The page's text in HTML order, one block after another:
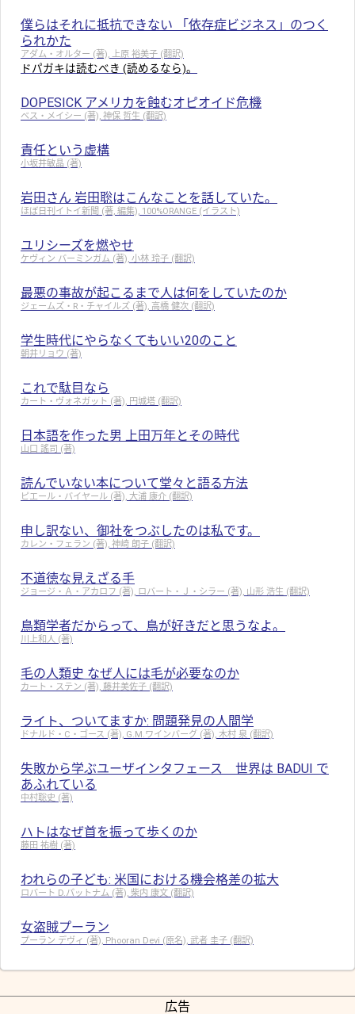
僕らはそれに抵抗できない 「依存症ビジネス」のつく
られかた
アダム・オルター (著), 上原 裕美子 (翻訳)
ドパガキは読むべき (読めるなら)。
DOPESICK アメリカを蝕むオピオイド危機
ベス・メイシー (著), 神保 哲生 (翻訳)
責任という虚構
小坂井敏晶 (著)
岩田さん 岩田聡はこんなことを話していた。
ほぼ日刊イトイ新聞 (著, 編集), 100%ORANGE (イラスト)
ユリシーズを燃やせ
ケヴィン バーミンガム (著), 小林 玲子 (翻訳)
最悪の事故が起こるまで人は何をしていたのか
ジェームズ・R・チャイルズ (著), 高橋 健次 (翻訳)
学生時代にやらなくてもいい20のこと
朝井リョウ (著)
これで駄目なら
カート・ヴォネガット (著), 円城塔 (翻訳)
日本語を作った男 上田万年とその時代
山口 謠司 (著)
読んでいない本について堂々と語る方法
ピエール・バイヤール (著), 大浦 康介 (翻訳)
申し訳ない、御社をつぶしたのは私です。
カレン・フェラン (著), 神崎 朗子 (翻訳)
不道徳な見えざる手
ジョージ・Ａ・アカロフ (著), ロバート・Ｊ・シラー (著), 山形 浩生 (翻訳)
鳥類学者だからって、鳥が好きだと思うなよ。
川上和人 (著)
毛の人類史 なぜ人には毛が必要なのか
カート・ステン (著), 藤井美佐子 (翻訳)
ライト、ついてますか: 問題発見の人間学
ドナルド・C・ゴース (著), G.M.ワインバーグ (著), 木村 泉 (翻訳)
失敗から学ぶユーザインタフェース 世界は BADUI で
あふれている
中村聡史 (著)
ハトはなぜ首を振って歩くのか
藤田 祐樹 (著)
われらの子ども: 米国における機会格差の拡大
ロバート D.パットナム (著), 柴内 康文 (翻訳)
女盗賊プーラン
プーラン デヴィ (著), Phooran Devi (原名), 武者 圭子 (翻訳)
広告